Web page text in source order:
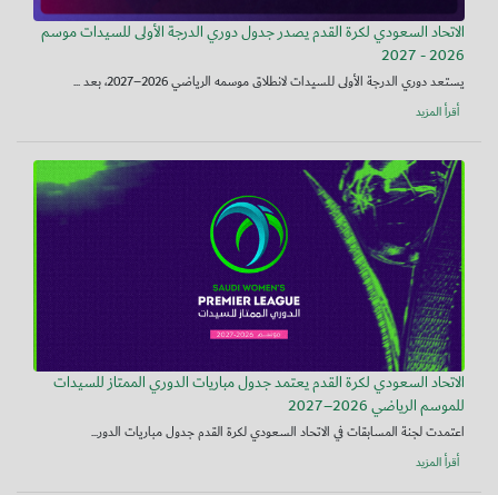
الاتحاد السعودي لكرة القدم يصدر جدول دوري الدرجة الأولى للسيدات موسم
2026 - 2027
يستعد دوري الدرجة الأولى للسيدات لانطلاق موسمه الرياضي 2026–2027، بعد ...
أقرأ المزيد
الاتحاد السعودي لكرة القدم يعتمد جدول مباريات الدوري الممتاز للسيدات
للموسم الرياضي 2026–2027
اعتمدت لجنة المسابقات في الاتحاد السعودي لكرة القدم جدول مباريات الدور...
أقرأ المزيد